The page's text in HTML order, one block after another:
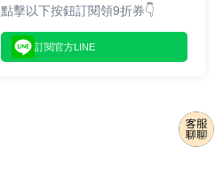
點擊以下按鈕訂閱領9折券👇
訂閱官方LINE